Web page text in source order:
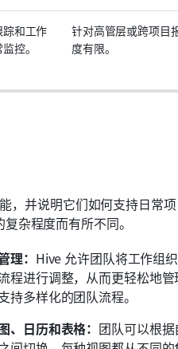
和工作
控。
针对高管层或跨项目
度有限。
，并说明它们如何支持日常
杂程度而有所不同。
： Hive 允许团队将工作组
程进行调整，从而更轻松地
持多样化的团队流程。
日历和表格： 团队可以根